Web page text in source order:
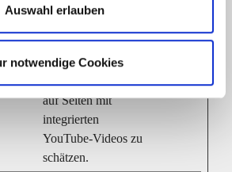
Auswahl erlauben
notwendige Cookies
Zweck
rdauer
Versucht, die
Benutzerbandbreite
auf Seiten mit
integrierten
YouTube-Videos zu
schätzen.
Tage